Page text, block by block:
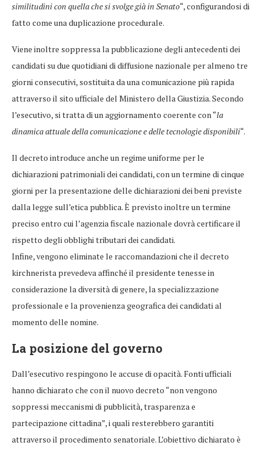
similitudini con quella che si svolge già in Senato“, configurandosi di
fatto come una duplicazione procedurale.
Viene inoltre soppressa la pubblicazione degli antecedenti dei
candidati su due quotidiani di diffusione nazionale per almeno tre
giorni consecutivi, sostituita da una comunicazione più rapida
attraverso il sito ufficiale del Ministero della Giustizia. Secondo
l’esecutivo, si tratta di un aggiornamento coerente con “la
dinamica attuale della comunicazione e delle tecnologie disponibili“.
Il decreto introduce anche un regime uniforme per le
dichiarazioni patrimoniali dei candidati, con un termine di cinque
giorni per la presentazione delle dichiarazioni dei beni previste
dalla legge sull’etica pubblica. È previsto inoltre un termine
preciso entro cui l’agenzia fiscale nazionale dovrà certificare il
rispetto degli obblighi tributari dei candidati.
Infine, vengono eliminate le raccomandazioni che il decreto
kirchnerista prevedeva affinché il presidente tenesse in
considerazione la diversità di genere, la specializzazione
professionale e la provenienza geografica dei candidati al
momento delle nomine.
La posizione del governo
Dall’esecutivo respingono le accuse di opacità. Fonti ufficiali
hanno dichiarato che con il nuovo decreto “non vengono
soppressi meccanismi di pubblicità, trasparenza e
partecipazione cittadina”, i quali resterebbero garantiti
attraverso il procedimento senatoriale. L’obiettivo dichiarato è